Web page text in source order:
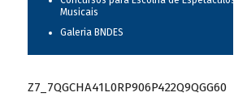
Musicais
Galeria BNDES
Z7_7QGCHA41L0RP906P422Q9QGG60